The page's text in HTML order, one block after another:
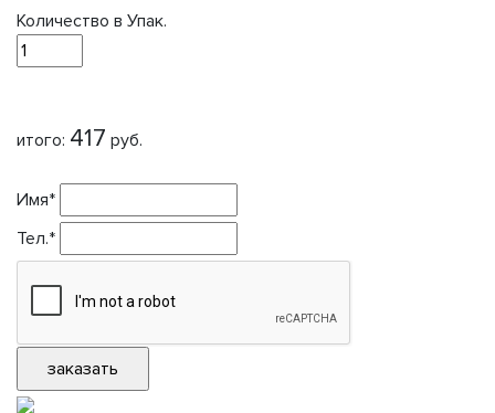
Количество в Упак.
итого: 417 руб.
Имя*
Тел.*